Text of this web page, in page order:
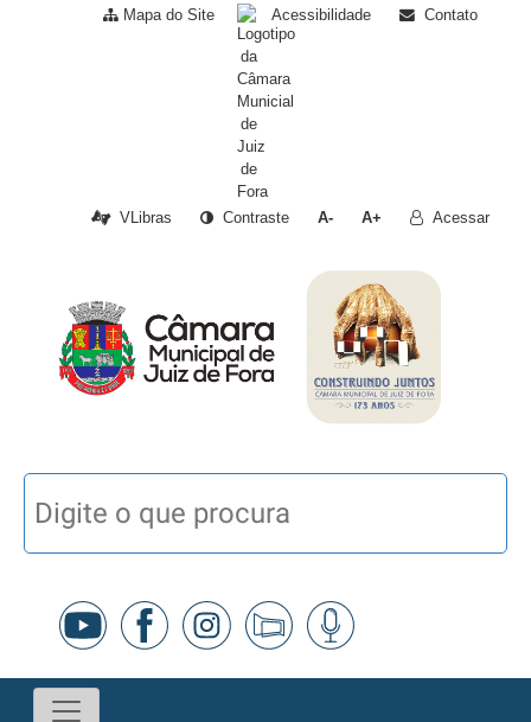
Mapa do Site Acessibilidade Contato
VLibras Contraste A- A+ Acessar